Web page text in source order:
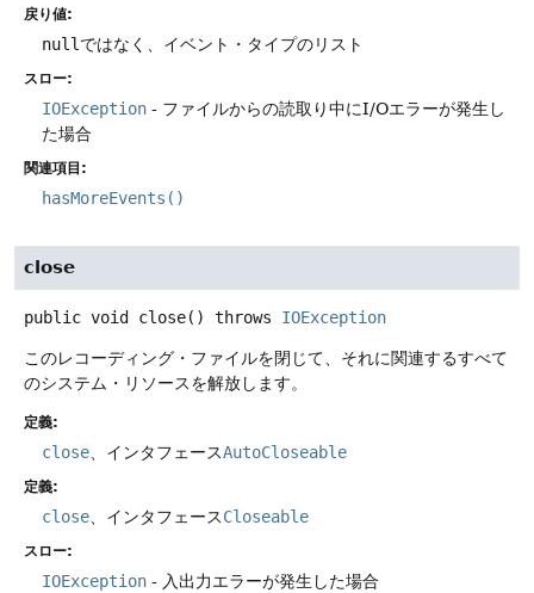
戻り値:
null ではなく、イベント・タイプのリスト
スロー:
IOException - ファイルからの読取り中にI/Oエラーが発生し
た場合
関連項目:
hasMoreEvents()
close
public void close() throws IOException
このレコーディング・ファイルを閉じて、それに関連するすべて
のシステム・リソースを解放します。
定義:
close 、インタフェースAutoCloseable
定義:
close 、インタフェースCloseable
スロー:
IOException - 入出力エラーが発生した場合